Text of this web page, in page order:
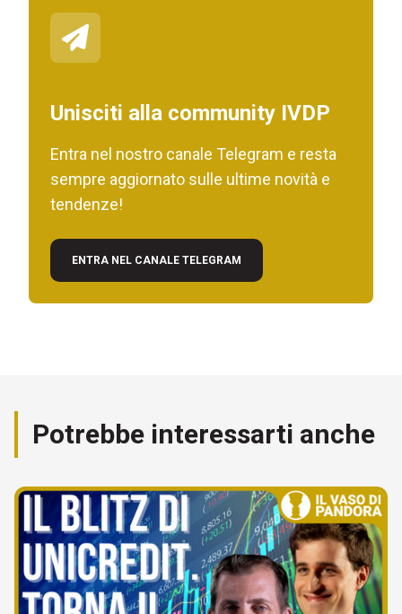
Unisciti alla community IVDP
Entra nel nostro canale Telegram e resta
sempre aggiornato sulle ultime novità e
tendenze!
ENTRA NEL CANALE TELEGRAM
Potrebbe interessarti anche